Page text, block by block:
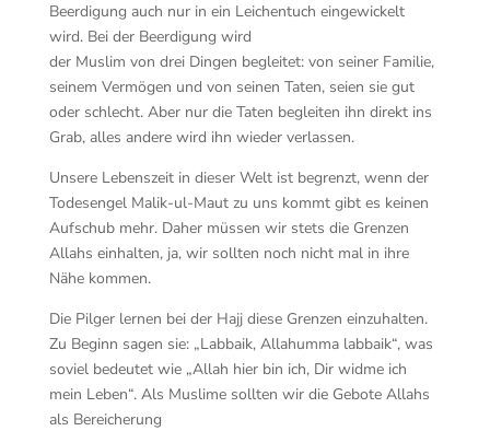
Beerdigung auch nur in ein Leichentuch eingewickelt
wird. Bei der Beerdigung wird
der Muslim von drei Dingen begleitet: von seiner Familie,
seinem Vermögen und von seinen Taten, seien sie gut
oder schlecht. Aber nur die Taten begleiten ihn direkt ins
Grab, alles andere wird ihn wieder verlassen.
Unsere Lebenszeit in dieser Welt ist begrenzt, wenn der
Todesengel Malik-ul-Maut zu uns kommt gibt es keinen
Aufschub mehr. Daher müssen wir stets die Grenzen
Allahs einhalten, ja, wir sollten noch nicht mal in ihre
Nähe kommen.
Die Pilger lernen bei der Hajj diese Grenzen einzuhalten.
Zu Beginn sagen sie: „Labbaik, Allahumma labbaik“, was
soviel bedeutet wie „Allah hier bin ich, Dir widme ich
mein Leben“. Als Muslime sollten wir die Gebote Allahs
als Bereicherung